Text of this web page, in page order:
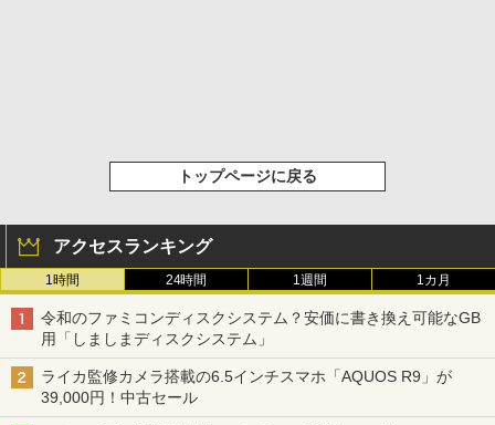
トップページに戻る
アクセスランキング
1時間 24時間 1週間 1カ月
令和のファミコンディスクシステム？安価に書き換え可能なGB
用「しましまディスクシステム」
ライカ監修カメラ搭載の6.5インチスマホ「AQUOS R9」が
39,000円！中古セール